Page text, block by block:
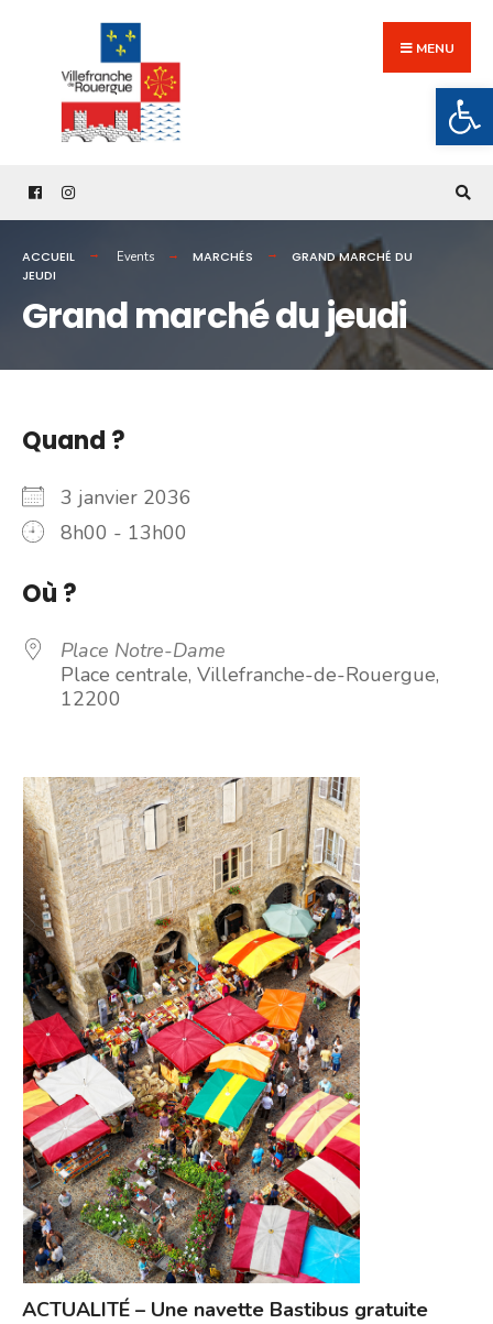
content
MENU
ACCUEIL Events MARCHÉS
GRAND MARCHÉ DU
JEUDI
Grand marché du jeudi
Quand ?
3 janvier 2036
8h00 - 13h00
Où ?
Place Notre-Dame
Place centrale, Villefranche-de-Rouergue,
12200
ACTUALITÉ – Une navette Bastibus gratuite